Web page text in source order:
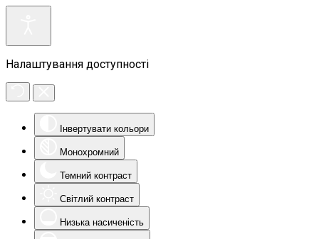
Налаштування доступності
Інвертувати кольори
Монохромний
Темний контраст
Світлий контраст
Низька насиченість